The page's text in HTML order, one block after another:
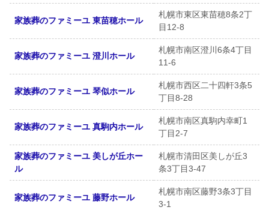
家族葬のファミーユ 東苗穂ホール
札幌市東区東苗穂8条2丁
目12-8
家族葬のファミーユ 澄川ホール
札幌市南区澄川6条4丁目
11-6
家族葬のファミーユ 琴似ホール
札幌市西区二十四軒3条5
丁目8-28
家族葬のファミーユ 真駒内ホール
札幌市南区真駒内幸町1
丁目2-7
家族葬のファミーユ 美しが丘ホー
ル
札幌市清田区美しが丘3
条3丁目3-47
家族葬のファミーユ 藤野ホール
札幌市南区藤野3条3丁目
3-1